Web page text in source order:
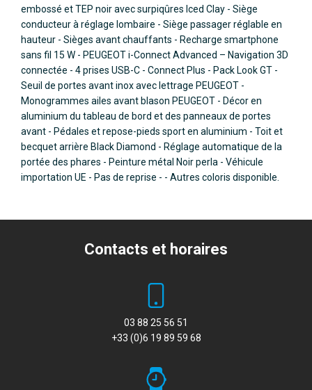
embossé et TEP noir avec surpiqûres Iced Clay - Siège
conducteur à réglage lombaire - Siège passager réglable en
hauteur - Sièges avant chauffants - Recharge smartphone
sans fil 15 W - PEUGEOT i-Connect Advanced – Navigation 3D
connectée - 4 prises USB-C - Connect Plus - Pack Look GT -
Seuil de portes avant inox avec lettrage PEUGEOT -
Monogrammes ailes avant blason PEUGEOT - Décor en
aluminium du tableau de bord et des panneaux de portes
avant - Pédales et repose-pieds sport en aluminium - Toit et
becquet arrière Black Diamond - Réglage automatique de la
portée des phares - Peinture métal Noir perla - Véhicule
importation UE - Pas de reprise - - Autres coloris disponible.
Contacts et horaires
03 88 25 56 51
+33 (0)6 19 89 59 68